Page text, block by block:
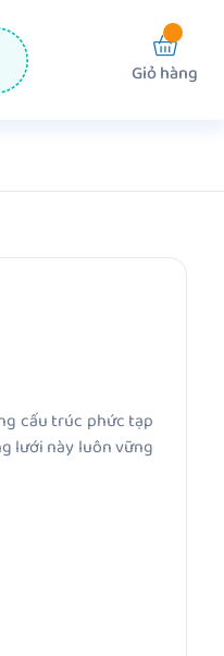
Giỏ hàng
cấu trúc phức tạp
lưới này luôn vững